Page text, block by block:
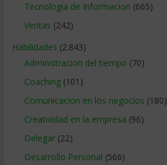
Tecnologia de Informacion (665)
Ventas (242)
Habilidades (2.843)
Administracion del tiempo (70)
Coaching(101)
Comunicacion en los negocios (180)
Creatividad en la empresa (96)
Delegar(22)
Desarrollo Personal (566)